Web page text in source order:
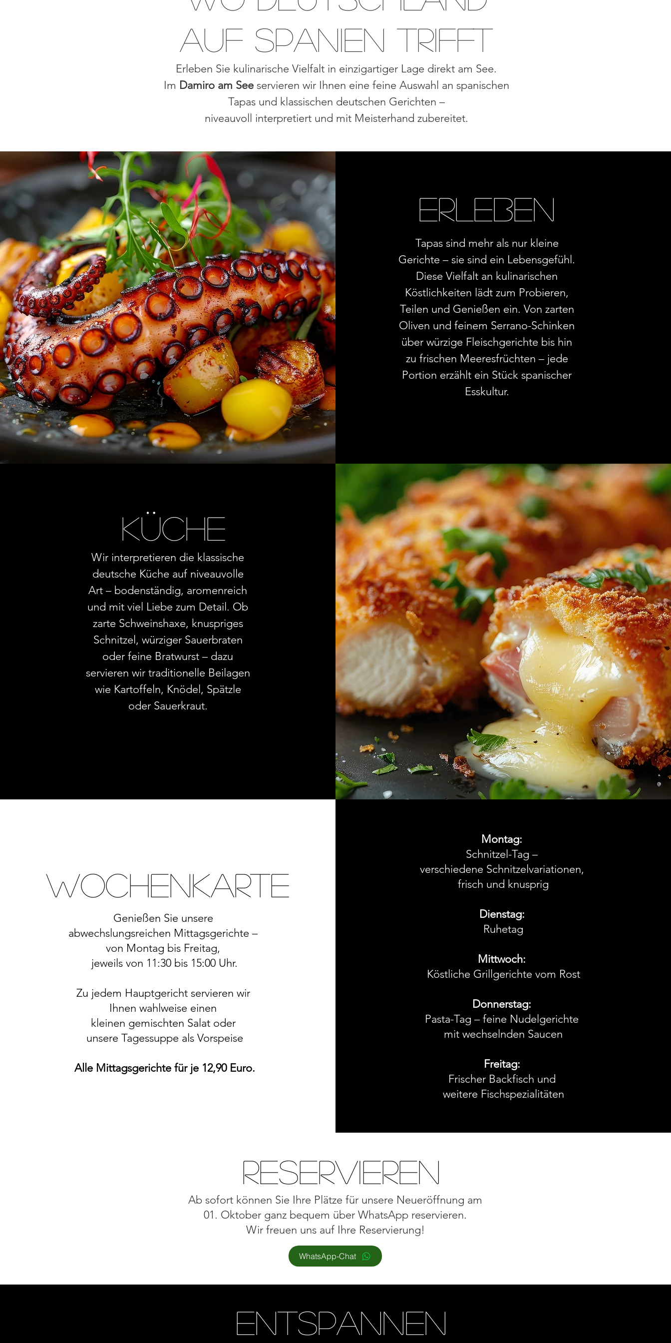
auf Spanien trifft
Erleben Sie kulinarische Vielfalt in einzigartiger Lage direkt am See.
Im Damiro am Seeservieren wir Ihnen eine feine Auswahl an spanischen
Tapas und klassischen deutschen Gerichten –
niveauvoll interpretiert und mit Meisterhand zubereitet.
Erleben
Tapas sind mehr als nur kleine
Gerichte – sie sind ein Lebensgefühl.
Diese Vielfalt an kulinarischen
Köstlichkeiten lädt zum Probieren,
Teilen und Genießen ein. Von zarten
Oliven und feinem Serrano-Schinken
über würzige Fleischgerichte bis hin
zu frischen Meeresfrüchten – jede
Portion erzählt ein Stück spanischer
Esskultur.
Küche
Wir interpretieren die klassische
deutsche Küche auf niveauvolle
Art – bodenständig, aromenreich
und mit viel Liebe zum Detail. Ob
zarte Schweinshaxe, knuspriges
Schnitzel, würziger Sauerbraten
oder feine Bratwurst – dazu
servieren wir traditionelle Beilagen
wie Kartoffeln, Knödel, Spätzle
oder Sauerkraut.
Wochenkarte
Genießen Sie unsere
abwechslungsreichen Mittagsgerichte –
von Montag bis Freitag,
jeweils von 11:30 bis 15:00 Uhr.
Zu jedem Hauptgericht servieren wir
Ihnen wahlweise einen
kleinen gemischten Salat oder
unsere Tagessuppe als Vorspeise
Alle Mittagsgerichte für je 12,90 Euro.
Montag:
Schnitzel-Tag –
verschiedene Schnitzelvariationen,
frisch und knusprig
Dienstag:
Ruhetag
Mittwoch:
Köstliche Grillgerichte vom Rost
Donnerstag:
Pasta-Tag – feine Nudelgerichte
mit wechselnden Saucen
Freitag:
Frischer Backfisch und
weitere Fischspezialitäten
Reservieren
Ab sofort können Sie Ihre Plätze für unsere Neueröffnung am
01. Oktober ganz bequem über WhatsApp reservieren.
Wir freuen uns auf Ihre Reservierung!
WhatsApp-Chat
entspannen